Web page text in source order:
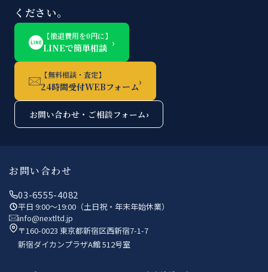
ください。
LINE
【撤退費用を0円に】
LINEで簡単相談 ›
【無料相談・査定】
24時間受付WEBフォーム›
お問い合わせ・ご相談フォーム›
お問い合わせ
03-6555-4082
平日 9:00〜19:00（土日祝・年末年始休業）
info@nextltd.jp
〒160-0023 東京都新宿区西新宿7-1-7
新宿ダイカンプラザA館 512号室